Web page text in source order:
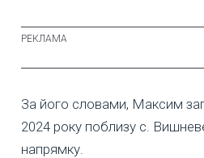
За його словами, Максим
2024 року поблизу с.
напрямку.